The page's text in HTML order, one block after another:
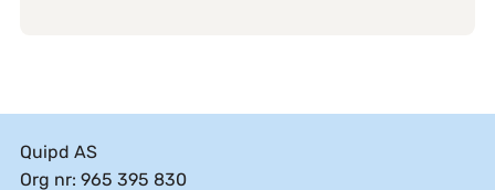
Quipd AS
Org nr: 965 395 830